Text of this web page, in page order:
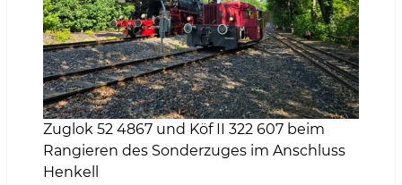
Zuglok 52 4867 und Köf II 322 607 beim
Rangieren des Sonderzuges im Anschluss
Henkell